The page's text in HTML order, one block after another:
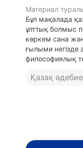
Материал
Бұл мақалада
ұлттық болмыс
көркем сана
ғылыми
философиялық
Қазақ